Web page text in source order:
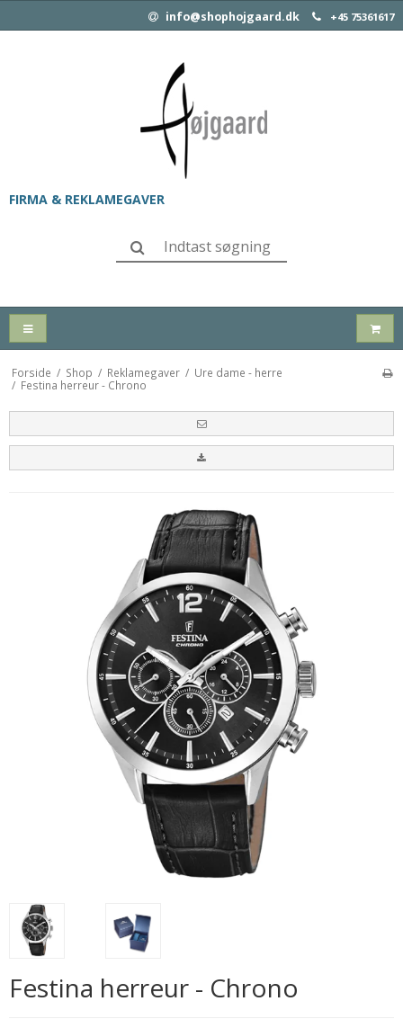
info@shophojgaard.dk +45 75361617
FIRMA & REKLAMEGAVER
Forside / Shop / Reklamegaver / Ure dame - herre
/ Festina herreur - Chrono
Festina herreur - Chrono